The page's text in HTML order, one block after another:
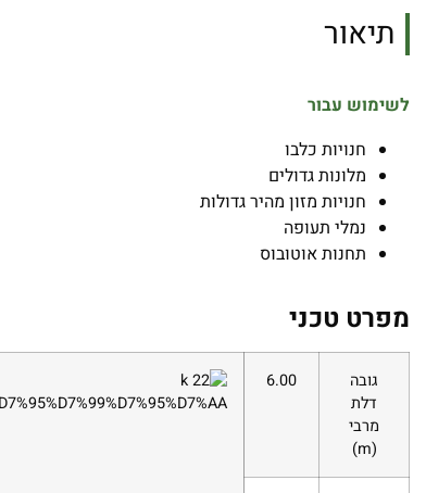
תיאור
לשימוש עבור
חנויות כלבו
מלונות גדולים
חנויות מזון מהיר גדולות
נמלי תעופה
תחנות אוטובוס
מפרט טכני
גובה
דלת
מרבי
(
m
)
6.00